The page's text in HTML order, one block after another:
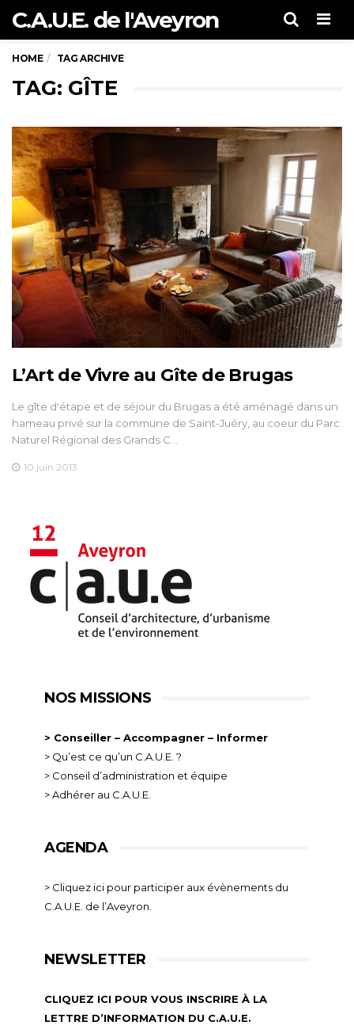
C.A.U.E. de l'Aveyron
HOME TAG ARCHIVE
TAG: GÎTE
L’Art de Vivre au Gîte de Brugas
Le gîte d'étape et de séjour du Brugas a été aménagé dans un
hameau privé sur la commune de Saint-Juéry, au coeur du Parc
Naturel Régional des Grands C…
10 juin 2013
NOS MISSIONS
> Conseiller – Accompagner – Informer
> Qu’est ce qu’un C.A.U.E. ?
> Conseil d’administration et équipe
> Adhérer au C.A.U.E.
AGENDA
> Cliquez ici pour participer aux évènements du
C.A.U.E. de l’Aveyron.
NEWSLETTER
CLIQUEZ ICI POUR VOUS INSCRIRE À LA
LETTRE D’INFORMATION DU C.A.U.E.